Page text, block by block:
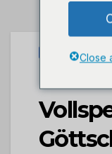
UNCATEGORIZED
POL-
Close